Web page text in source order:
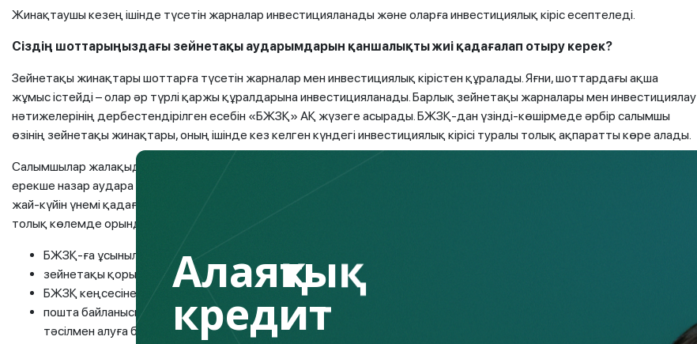
Жинақтаушы кезең ішінде түсетін жарналар инвестицияланады және оларға инвестициялық кіріс есептеледі.
Сіздің шоттарыңыздағы зейнетақы аударымдарын қаншалықты жиі қадағалап отыру керек?
Зейнетақы жинақтары шоттарға түсетін жарналар мен инвестициялық кірістен құралады. Яғни, шоттардағы ақша
жұмыс істейді – олар әр түрлі қаржы құралдарына инвестицияланады. Барлық зейнетақы жарналары мен инвестициялау
нәтижелерінің дербестендірілген есебін «БЖЗҚ» АҚ жүзеге асырады. БЖЗҚ-дан үзінді-көшірмеде әрбір салымшы
өзінің зейнетақы жинақтары, оның ішінде кез келген күндегі инвестициялық кірісі туралы толық ақпаратты көре алады.
Салымшылар жалақыдан ұсталған міндетті зейнетақы жарналарының 10%-ының жұмыс берушіден уақтылы түсуіне
ерекше назар аудара отырып, инвестициялық зейнетақы шоттарындағы (ИЗШ) өздерінің зейнетақы жинақтарының
жай-күйін үнемі қадағалап отыруы қажет. Өкінішке орай, жұмыс беруші өз міндеттемелерін орындамайтын немесе
толық көлемде орындамайтын жағдайлар болады. ИЗШ үзінді-көшірмені:
БЖЗҚ-ға ұсынылған мекенжайға электрондық пошта арқылы;
зейнетақы қоры сайтының жеке кабинеті арқылы;
БЖЗҚ кеңсесіне тікелей жеке жүгінген кезде;
пошта байланысы қызметтері арқылы немесе электрондық үкімет сервистері арқылы кез келген ыңғайлы
тәсілмен алуға болады.
Алаяқтық
кредит